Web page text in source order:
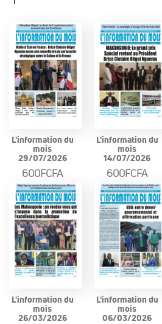
L'information du
mois
29/07/2026
600FCFA
L'information du
mois
14/07/2026
600FCFA
L'information du
mois
26/03/2026
L'information du
mois
06/03/2026